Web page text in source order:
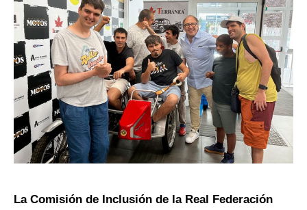
La Comisión de Inclusión de la Real Federación